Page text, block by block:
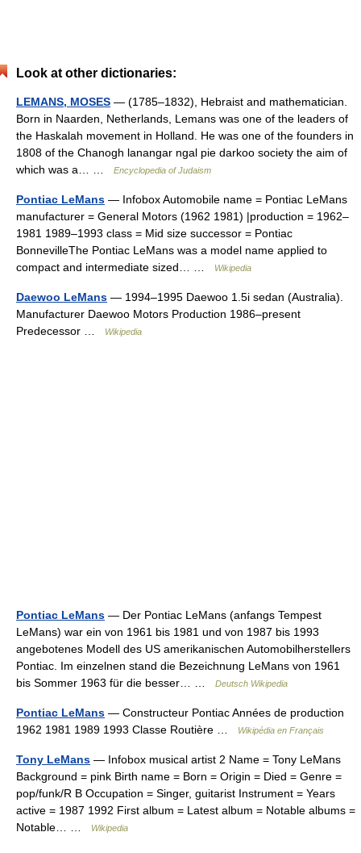
Look at other dictionaries:
LEMANS, MOSES — (1785–1832), Hebraist and mathematician.
Born in Naarden, Netherlands, Lemans was one of the leaders of
the Haskalah movement in Holland. He was one of the founders in
1808 of the Chanogh lanangar ngal pie darkoo society the aim of
which was a… …
Encyclopedia of Judaism
Pontiac LeMans — Infobox Automobile name = Pontiac LeMans
manufacturer = General Motors (1962 1981) |production = 1962–
1981 1989–1993 class = Mid size successor = Pontiac
BonnevilleThe Pontiac LeMans was a model name applied to
compact and intermediate sized… …
Wikipedia
Daewoo LeMans — 1994–1995 Daewoo 1.5i sedan (Australia).
Manufacturer Daewoo Motors Production 1986–present
Predecessor …
Wikipedia
Pontiac LeMans — Der Pontiac LeMans (anfangs Tempest
LeMans) war ein von 1961 bis 1981 und von 1987 bis 1993
angebotenes Modell des US amerikanischen Automobilherstellers
Pontiac. Im einzelnen stand die Bezeichnung LeMans von 1961
bis Sommer 1963 für die besser… …
Deutsch Wikipedia
Pontiac LeMans — Constructeur Pontiac Années de production
1962 1981 1989 1993 Classe Routière …
Wikipédia en Français
Tony LeMans — Infobox musical artist 2 Name = Tony LeMans
Background = pink Birth name = Born = Origin = Died = Genre =
pop/funk/R B Occupation = Singer, guitarist Instrument = Years
active = 1987 1992 First album = Latest album = Notable albums =
Notable… …
Wikipedia